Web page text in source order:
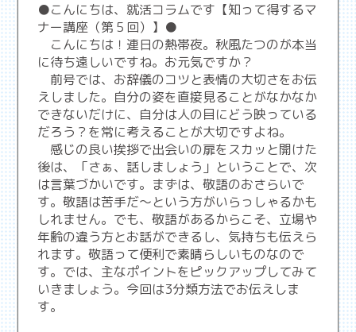
●こんにちは、就活コラムです【知って得するマ
ナー講座（第５回）】●
こんにちは！連日の熱帯夜。秋風たつのが本当
に待ち遠しいですね。お元気ですか？
前号では、お辞儀のコツと表情の大切さをお伝
えしました。自分の姿を直接見ることがなかなか
できないだけに、自分は人の目にどう映っている
だろう？を常に考えることが大切ですよね。
感じの良い挨拶で出会いの扉をスカッと開けた
後は、「さぁ、話しましょう」ということで、次
は言葉づかいです。まずは、敬語のおさらいで
す。敬語は苦手だ～という方がいらっしゃるかも
しれません。でも、敬語があるからこそ、立場や
年齢の違う方とお話ができるし、気持ちも伝えら
れます。敬語って便利で素晴らしいものなので
す。では、主なポイントをピックアップしてみて
いきましょう。今回は3分類方法でお伝えしま
す。